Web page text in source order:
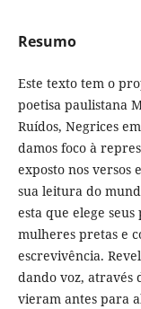
Resumo
Este texto tem o
poetisa paulistana
Ruídos, Negrices
damos foco à
exposto nos versos
sua leitura do
esta que elege
mulheres pretas e
escrevivência.
dando voz, através
vieram antes para